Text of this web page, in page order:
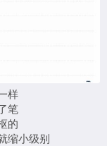
样
笔
的
缩小级别